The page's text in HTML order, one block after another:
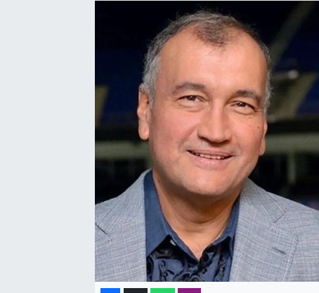
YEREL YÖNETİMLER